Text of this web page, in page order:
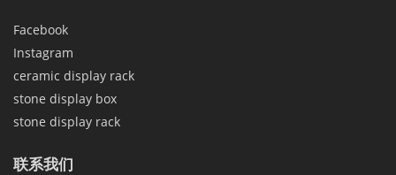
Facebook
Instagram
ceramic display rack
stone display box
stone display rack
联系我们